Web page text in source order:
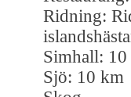
Ridning:
Simhall:
Sjö: 10 km